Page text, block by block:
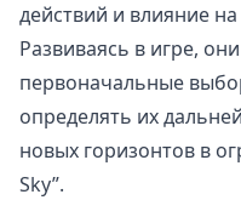
действий и влияние
Развиваясь в игре,
первоначальные
определять их
новых горизонтов в
Sky”.